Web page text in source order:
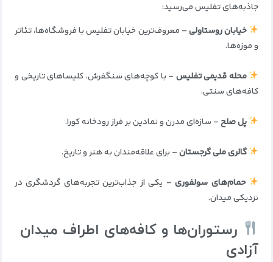
جاذبه‌های تفلیس می‌رسید:
خیابان روستاولی– معروف‌ترین خیابان تفلیس با فروشگاه‌ها، تئاتر
و موزه‌ها.
محله قدیمی تفلیس – با کوچه‌های سنگفرش، کلیساهای تاریخی و
کافه‌های سنتی.
پل صلح– سازه‌ای مدرن و نمادین بر فراز رودخانه کورا.
گالری ملی گرجستان– برای علاقه‌مندان به هنر و تاریخ.
حمام‌های سولفوری– یکی از جذاب‌ترین تجربه‌های گردشگری در
نزدیکی میدان.
رستوران‌ها و کافه‌های اطراف میدان
آزادی